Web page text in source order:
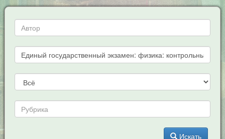
Искать